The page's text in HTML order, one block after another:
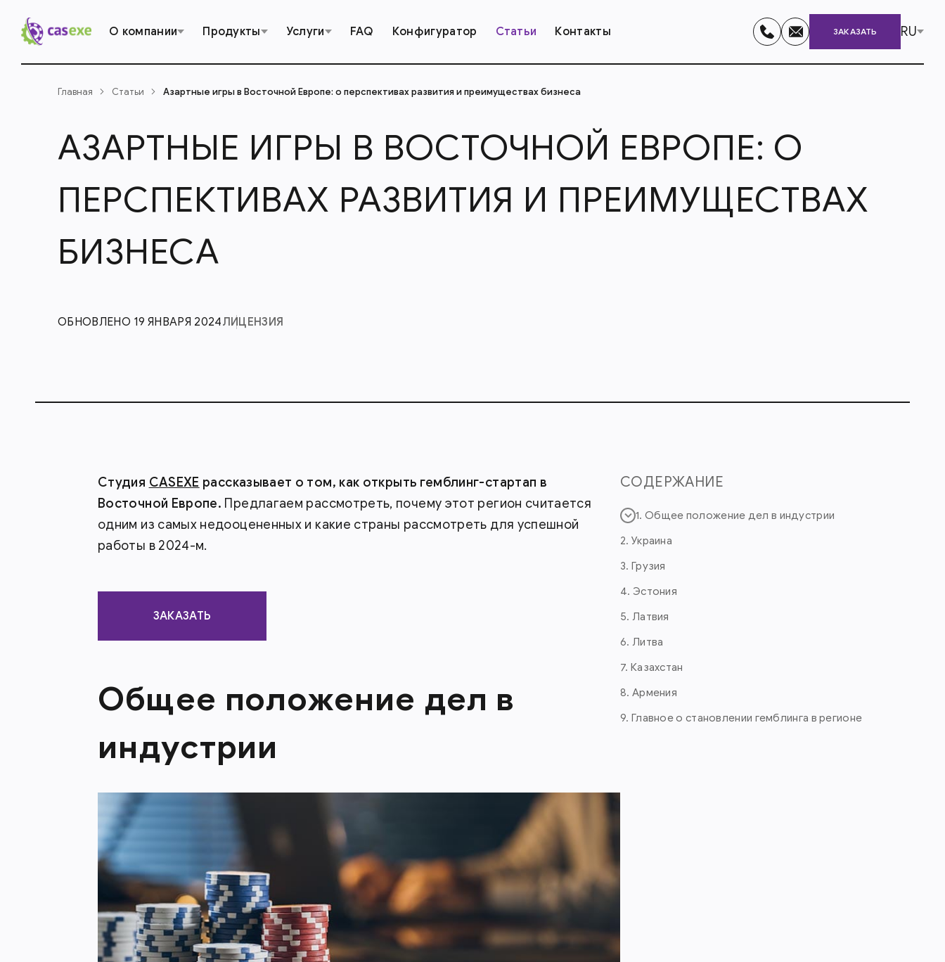
О компании Продукты Услуги FAQ Конфигуратор Статьи Контакты ЗАКАЗАТЬ RU
Главная Статьи Азартные игры в Восточной Европе: о перспективах развития и преимуществах бизнеса
АЗАРТНЫЕ ИГРЫ В ВОСТОЧНОЙ ЕВРОПЕ: О
ПЕРСПЕКТИВАХ РАЗВИТИЯ И ПРЕИМУЩЕСТВАХ
БИЗНЕСА
ОБНОВЛЕНО 19 ЯНВАРЯ 2024ЛИЦЕНЗИЯ
Студия CASEXE рассказывает о том, как открыть гемблинг-стартап в
Восточной Европе. Предлагаем рассмотреть, почему этот регион считается
одним из самых недооцененных и какие страны рассмотреть для успешной
работы в 2024-м.
ЗАКАЗАТЬ
Общее положение дел в
индустрии
СОДЕРЖАНИЕ
1. Общее положение дел в индустрии
2. Украина
3. Грузия
4. Эстония
5. Латвия
6. Литва
7. Казахстан
8. Армения
9. Главное о становлении гемблинга в регионе